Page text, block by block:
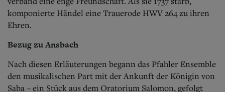
komponierte Händel eine Trauerode HWV 264 zu ihren
Ehren.
Bezug zu Ansbach
Nach diesen Erläuterungen begann das Pfahler Ensemble
den musikalischen Part mit der Ankunft der Königin von
Saba – ein Stück aus dem Oratorium Salomon, gefolgt